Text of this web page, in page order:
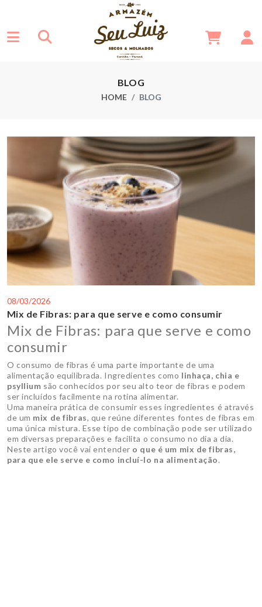
BLOG
HOME BLOG
08/03/2026
Mix de Fibras: para que serve e como consumir
Mix de Fibras: para que serve e como
consumir
O consumo de fibras é uma parte importante de uma
alimentação equilibrada. Ingredientes como linhaça, chia e
psyllium são conhecidos por seu alto teor de fibras e podem
ser incluídos facilmente na rotina alimentar.
Uma maneira prática de consumir esses ingredientes é através
de um mix de fibras, que reúne diferentes fontes de fibras em
uma única mistura. Esse tipo de combinação pode ser utilizado
em diversas preparações e facilita o consumo no dia a dia.
Neste artigo você vai entender o que é um mix de fibras,
para que ele serve e como incluí-lo na alimentação.